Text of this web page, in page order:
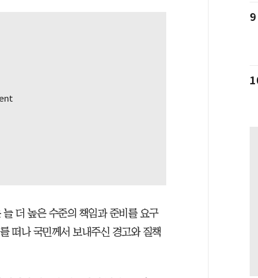
더 높은 수준의 책임과 준비를 요구
떠나 국민께서 보내주신 경고와 질책
9